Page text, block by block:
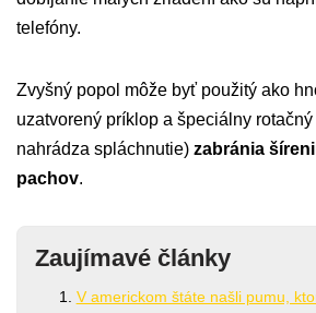
telefóny.
Zvyšný popol môže byť použitý ako
uzatvorený príklop a špeciálny
nahrádza spláchnutie) zabránia
pachov.
Zaujímavé články
V americkom štáte našli pumu,